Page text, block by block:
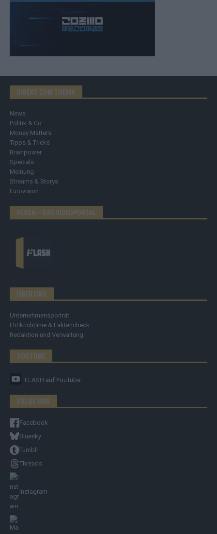
DIREKT ZUM THEMA
News
Politik & Co
Money Matters
Tipps & Tricks
Brainpower
Specials
Meinung
Streams & Storys
Eurovision
FLASH – DAS VIDEOPORTAL
ÜBER UNS
Unternehmensporträt
Ehtikrichtlinie & Faktencheck
Redaktion und Verwaltung
YOUTUBE
FLASH auf YouTube
FOLGE UNS
Facebook
Bluesky
Tumblr
Threads
Instagram